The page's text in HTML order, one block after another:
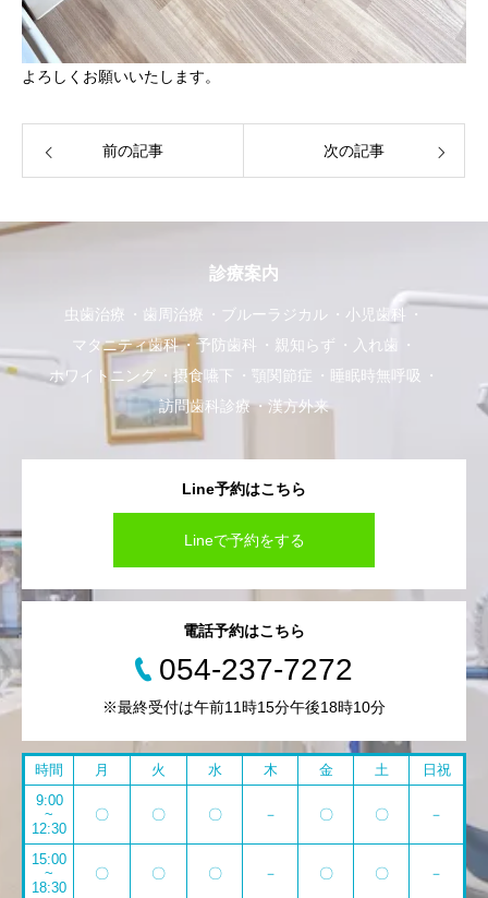
よろしくお願いいたします。
前の記事 次の記事
診療案内
虫歯治療 歯周治療 ブルーラジカル
小児歯科
マタニティ歯科
予防歯科 親知らず
入れ歯
ホワイトニング
摂食嚥下 顎関節症
睡眠時無呼吸
訪問歯科診療
漢方外来
Line予約はこちら
Lineで予約をする
電話予約はこちら
054-237-7272
※最終受付は午前11時15分午後18時10分
時間 月 火 水 木 金 土
日祝
9:00
~
12:30
〇 〇 〇 － 〇 〇 －
15:00
~
18:30
〇 〇 〇 － 〇 〇 －